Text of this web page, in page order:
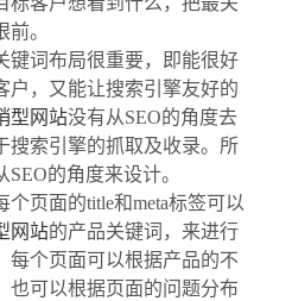
。
键词布局很重要，即能很好
户，又能让搜索引擎友好的
型网站没有从SEO的角度去
搜索引擎的抓取及收录。所
SEO的角度来设计。
个页面的title和meta标签可以
网站的产品关键词，来进行
每个页面可以根据产品的不
也可以根据页面的问题分布